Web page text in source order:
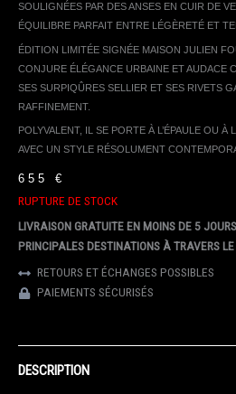
SOULIGNÉES PAR DES ANSES EN CUIR DE
ÉQUILIBRE PARFAIT ENTRE LÉGÈRETÉ ET
ÉDITION LIMITÉE SIGNÉE MAISON JULIEN
CONJURE ÉLÉGANCE URBAINE ET AUDACE
SES SURPIQÛRES SELLIER ET SES RIVETS
RAFFINEMENT.
POLYVALENT, IL SE PORTE À L’ÉPAULE OU À
AVEC UN STYLE RÉSOLUMENT
655 €
RUPTURE DE STOCK
LIVRAISON GRATUITE EN MOINS DE 5
PRINCIPALES DESTINATIONS À TRAVERS
RETOURS ET ÉCHANGES POSSIBLES
PAIEMENTS SÉCURISÉS
DESCRIPTION